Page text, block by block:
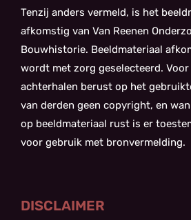
Tenzij anders vermeld, is het
afkomstig van Van Reenen
Bouwhistorie. Beeldmateriaal
wordt met zorg geselecteerd.
achterhalen berust op het
van derden geen copyright, en
op beeldmateriaal rust is er
voor gebruik met bronvermelding.
DISCLAIMER